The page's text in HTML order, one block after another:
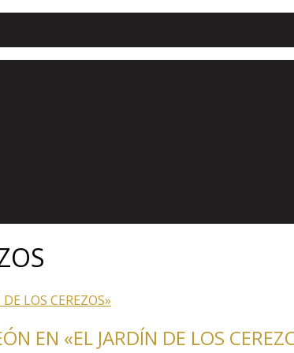
EN «EL JARDÍN DE LOS